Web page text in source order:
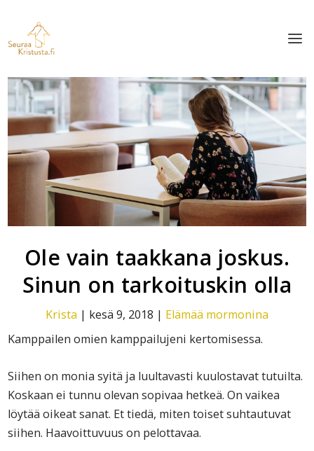
Ole vain taakkana joskus.
Sinun on tarkoituskin olla
Krista | kesä 9, 2018 | Elämää mormonina
Kamppailen omien kamppailujeni kertomisessa.
Siihen on monia syitä ja luultavasti kuulostavat tutuilta.
Koskaan ei tunnu olevan sopivaa hetkeä. On vaikea
löytää oikeat sanat. Et tiedä, miten toiset suhtautuvat
siihen. Haavoittuvuus on pelottavaa.